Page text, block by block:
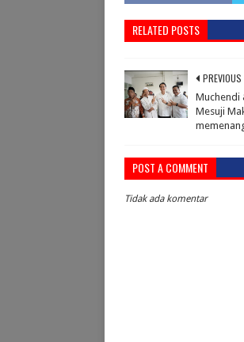
RELATED POSTS
PREVIOUS
Muchendi
Mesuji
POST A COMMENT
Tidak ada komentar